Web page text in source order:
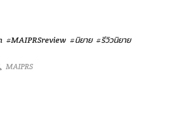
#MAIPRSreview #นิยาย #รีวิวนิยาย
MAIPRS